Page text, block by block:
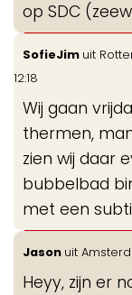
op SDC
SofieJim uit
12:18
Wij gaan
thermen,
zien wij daar
bubbelbad
met een
Jason uit
Heyy, zijn er